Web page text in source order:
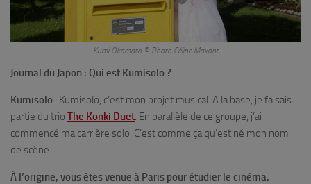
Kumi Okamoto © Photo Céline Maxant
Journal du Japon : Qui est Kumisolo ?
Kumisolo : Kumisolo, c’est mon projet musical. A la base, je faisais
partie du trio The Konki Duet. En parallèle de ce groupe, j’ai
commencé ma carrière solo. C’est comme ça qu’est né mon nom
de scène.
À l’origine, vous êtes venue à Paris pour étudier le cinéma.